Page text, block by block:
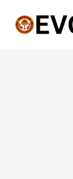
content